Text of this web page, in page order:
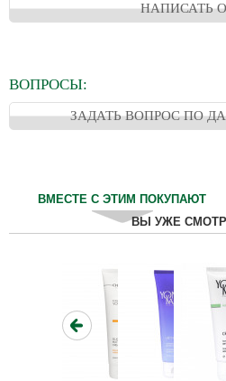
НАПИСАТЬ
ВОПРОСЫ:
ЗАДАТЬ ВОПРОС ПО
ВМЕСТЕ С ЭТИМ ПОКУПАЮТ
ВЫ УЖЕ